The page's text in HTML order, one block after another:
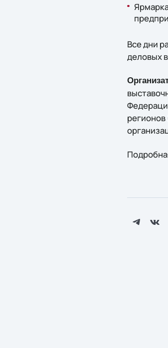
Все дни
деловых